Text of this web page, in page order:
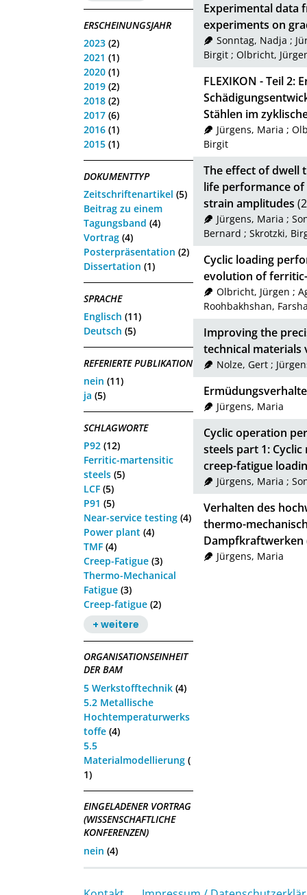
ERSCHEINUNGSJAHR
2023 (2)
2021 (1)
2020 (1)
2019 (2)
2018 (2)
2017 (6)
2016 (1)
2015 (1)
DOKUMENTTYP
Zeitschriftenartikel (5)
Beitrag zu einem
Tagungsband (4)
Vortrag (4)
Posterpräsentation (2)
Dissertation (1)
SPRACHE
Englisch (11)
Deutsch (5)
REFERIERTE PUBLIKATION
nein (11)
ja (5)
SCHLAGWORTE
P92 (12)
Ferritic-martensitic
steels (5)
LCF (5)
P91 (5)
Near-service testing (4)
Power plant (4)
TMF (4)
Creep-Fatigue (3)
Thermo-Mechanical
Fatigue (3)
Creep-fatigue (2)
+ weitere
ORGANISATIONSEINHEIT
DER BAM
5 Werkstofftechnik (4)
5.2 Metallische
Hochtemperaturwerks
toffe (4)
5.5
Materialmodellierung (
1)
EINGELADENER VORTRAG
(WISSENSCHAFTLICHE
KONFERENZEN)
nein (4)
Experimental data
experiments on
Sonntag, Nadja ;
Birgit ; Olbricht,
FLEXIKON - Teil 2:
Stählen im
Jürgens, Maria ;
Birgit
The effect of dwell
life performance of
strain amplitudes
Jürgens, Maria ;
Bernard ; Skrotzki,
Cyclic loading
evolution of
Olbricht, Jürgen ;
Roohbakhshan,
Improving the
technical materials
Nolze, Gert;
Jürgens, Maria
Cyclic operation
steels part 1:
creep-fatigue
Jürgens, Maria ;
Verhalten des
thermo-
Dampfkraftwerken
Jürgens, Maria